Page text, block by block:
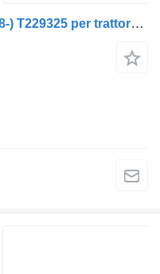
Molle ad aria Ford F-MAX (01.18-) T229325 per trattore stradale Ford F-MAX (01.18-)